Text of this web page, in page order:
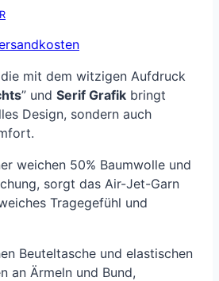
mit dem witzigen Aufdruck
” und Serif Grafik bringt
Design, sondern auch
weichen 50% Baumwolle und
sorgt das Air-Jet-Garn
Tragegefühl und
Beuteltasche und elastischen
an Ärmeln und Bund,